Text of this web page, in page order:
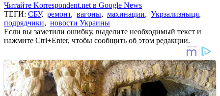
Читайте Korrespondent.net в Google News
ТЕГИ: СБУ, ремонт, вагоны, махинации, Укрзализныця,
подрядчики, новости Украины
Если вы заметили ошибку, выделите необходимый текст и
нажмите Ctrl+Enter, чтобы сообщить об этом редакции.